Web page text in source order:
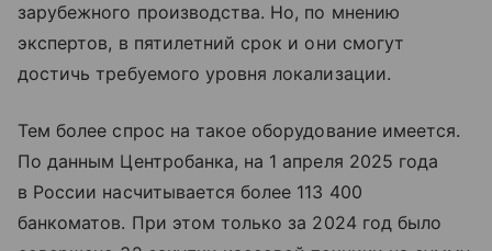
зарубежного производства. Но, по мнению
экспертов, в пятилетний срок и они смогут
достичь требуемого уровня локализации.
Тем более спрос на такое оборудование имеется.
По данным Центробанка, на 1 апреля 2025 года
в России насчитывается более 113 400
банкоматов. При этом только за 2024 год было